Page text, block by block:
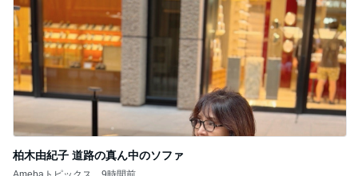
柏木由紀子 道路の真ん中のソファ